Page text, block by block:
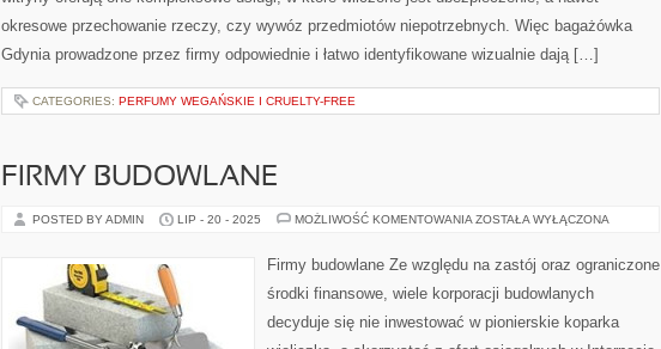
okresowe przechowanie rzeczy, czy wywóz przedmiotów niepotrzebnych. Więc bagażówka
Gdynia prowadzone przez firmy odpowiednie i łatwo identyfikowane wizualnie dają […]
CATEGORIES: PERFUMY WEGAŃSKIE I CRUELTY-FREE
FIRMY BUDOWLANE
POSTED BY ADMIN LIP - 20 - 2025 MOŻLIWOŚĆ KOMENTOWANIA FIRMY
ZOSTAŁA WYŁĄCZONA
Firmy budowlane Ze względu na zastój oraz ograniczone
środki finansowe, wiele korporacji budowlanych
decyduje się nie inwestować w pionierskie koparka